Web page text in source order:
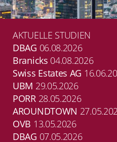
AKTUELLE STUDIEN
DBAG 06.08.2026
Branicks 04.08.2026
Swiss Estates AG
UBM 29.05.2026
PORR28.05.2026
AROUNDTOWN
OVB 13.05.2026
DBAG 07.05.2026